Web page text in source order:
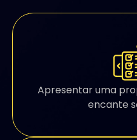
Apresentar uma
encante